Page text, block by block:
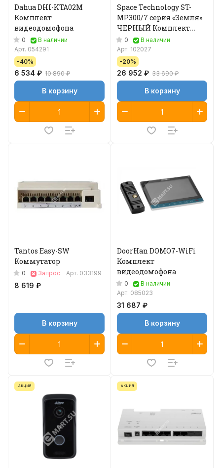
Dahua DHI-KTA02M
Комплект
видеодомофона
0
В наличии
Арт. 054291
-40%
6 534 ₽ 10 890 ₽
В корзину
Space Technology ST-
MР300/7 серия «Земля»
ЧЕРНЫЙ Комплект
видеодомофона
0
В наличии
Арт. 102027
-20%
26 952 ₽ 33 690 ₽
В корзину
Tantos Easy-SW
Коммутатор
0 Запрос Арт. 033199
8 619 ₽
В корзину
DoorHan DOMO7-WiFi
Комплект
видеодомофона
0
В наличии
Арт. 085023
31 687 ₽
В корзину
АКЦИЯ АКЦИЯ